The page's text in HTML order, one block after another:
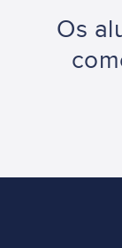
Os